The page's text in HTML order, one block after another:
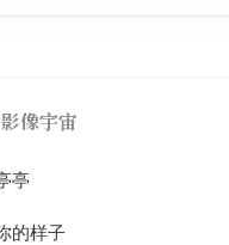
像宇宙
亭
的样子